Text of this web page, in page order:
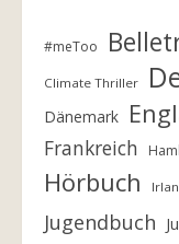
#meToo
Climate Thriller
Dänemark
Frankreich
Hörbuch
Jugendbuch